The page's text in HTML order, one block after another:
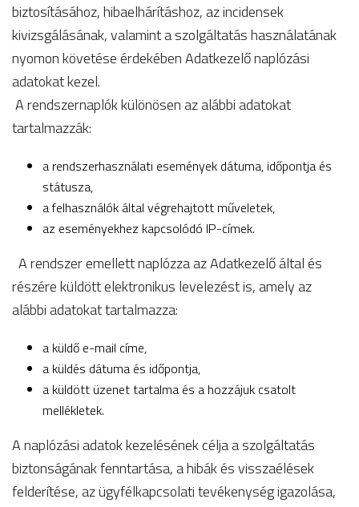
biztosításához, hibaelhárításhoz, az incidensek
kivizsgálásának, valamint a szolgáltatás használatának
nyomon követése érdekében Adatkezelő naplózási
adatokat kezel.
A rendszernaplók különösen az alábbi adatokat
tartalmazzák:
a rendszerhasználati események dátuma, időpontja és
státusza,
a felhasználók által végrehajtott műveletek,
az eseményekhez kapcsolódó IP-címek.
A rendszer emellett naplózza az Adatkezelő által és
részére küldött elektronikus levelezést is, amely az
alábbi adatokat tartalmazza:
a küldő e-mail címe,
a küldés dátuma és időpontja,
a küldött üzenet tartalma és a hozzájuk csatolt
mellékletek.
A naplózási adatok kezelésének célja a szolgáltatás
biztonságának fenntartása, a hibák és visszaélések
felderítése, az ügyfélkapcsolati tevékenység igazolása,